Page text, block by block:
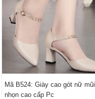
Mã B524: Giày cao gót nữ mũi
nhọn cao cấp Pc